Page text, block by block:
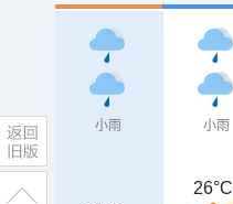
小雨 小雨
26°C